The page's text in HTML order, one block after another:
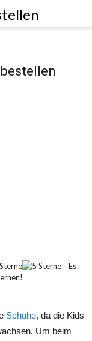
Es
Schuhe, da die Kids
Um beim